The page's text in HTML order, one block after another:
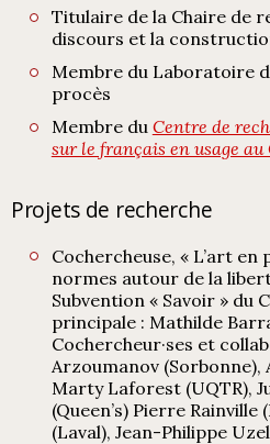
Titulaire de la Chaire de
discours et la
Membre du Laboratoire
procès
Membre du Centre de
sur le français en usage au
Projets de recherche
Cochercheuse, « L’art
normes autour de la
Subvention « Savoir » du
principale : Mathilde
Cochercheur·ses et
Arzoumanov (Sorbonne),
Marty Laforest (UQTR),
(Queen’s) Pierre
(Laval), Jean-Philippe